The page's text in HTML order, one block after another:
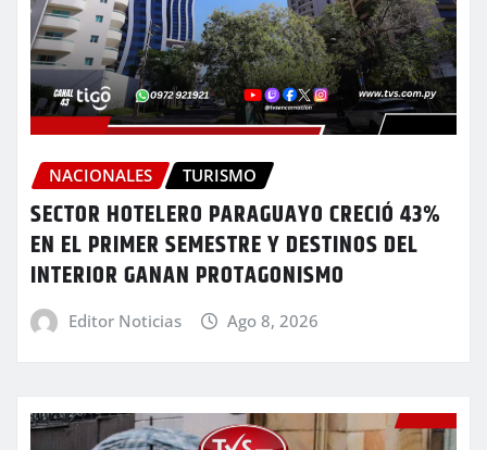
NACIONALES TURISMO
SECTOR HOTELERO PARAGUAYO CRECIÓ 43%
EN EL PRIMER SEMESTRE Y DESTINOS DEL
INTERIOR GANAN PROTAGONISMO
Editor Noticias Ago 8, 2026